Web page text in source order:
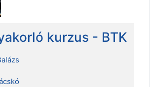
kurzus - BTK